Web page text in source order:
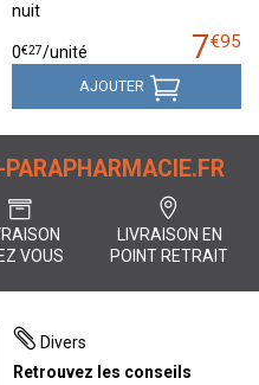
nuit
7€95
0€27/unité
AJOUTER
PARAPHARMACIE.FR
VOUS
LIVRAISON EN
POINT RETRAIT
Divers
Retrouvez les conseils